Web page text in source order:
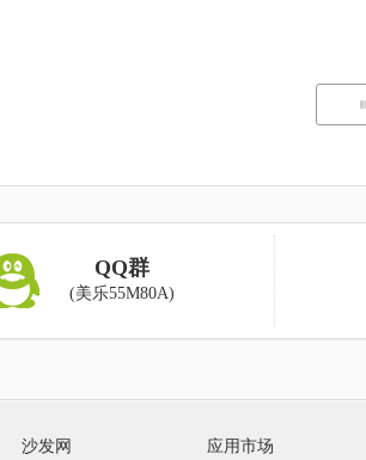
QQ群
(美乐55M80A)
沙发网 应用市场